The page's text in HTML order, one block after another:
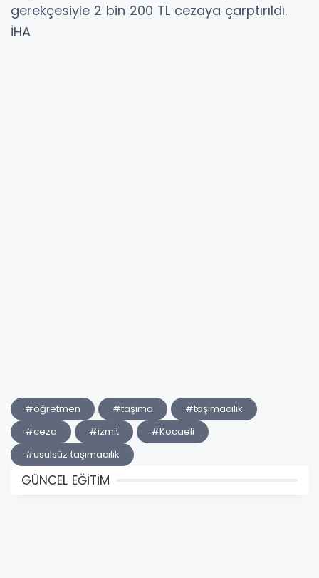
gerekçesiyle 2 bin 200 TL cezaya çarptırıldı.
İHA
#öğretmen #taşıma
#taşımacılık
#ceza
#izmit
#Kocaeli
#usulsüz taşımacılık
GÜNCEL EĞİTİM